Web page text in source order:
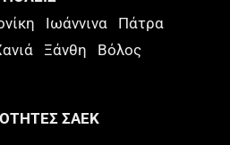
Ιωάννινα
Πάτρα
Ξάνθη Βόλος
ΣΑΕΚ